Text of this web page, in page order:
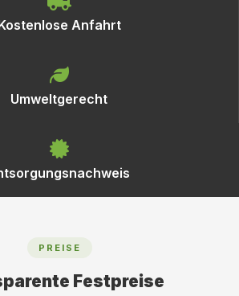
Anfahrt
Umweltgerecht
PREISE
Festpreise